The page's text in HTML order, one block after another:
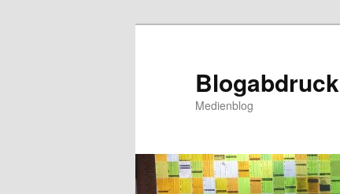
Blogabdruck
Medienblog